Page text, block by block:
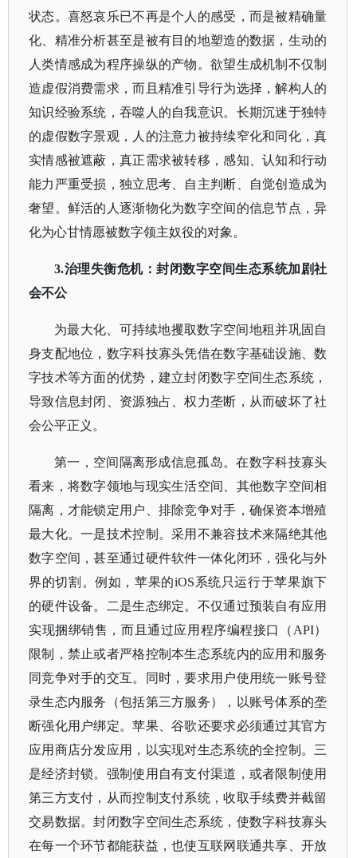
状态。喜怒哀乐已不再是个人的感受，而是被精确量
化、精准分析甚至是被有目的地塑造的数据，生动的
人类情感成为程序操纵的产物。欲望生成机制不仅制
造虚假消费需求，而且精准引导行为选择，解构人的
知识经验系统，吞噬人的自我意识。长期沉迷于独特
的虚假数字景观，人的注意力被持续窄化和同化，真
实情感被遮蔽，真正需求被转移，感知、认知和行动
能力严重受损，独立思考、自主判断、自觉创造成为
奢望。鲜活的人逐渐物化为数字空间的信息节点，异
化为心甘情愿被数字领主奴役的对象。
3.治理失衡危机：封闭数字空间生态系统加剧社
会不公
为最大化、可持续地攫取数字空间地租并巩固自
身支配地位，数字科技寡头凭借在数字基础设施、数
字技术等方面的优势，建立封闭数字空间生态系统，
导致信息封闭、资源独占、权力垄断，从而破坏了社
会公平正义。
第一，空间隔离形成信息孤岛。在数字科技寡头
看来，将数字领地与现实生活空间、其他数字空间相
隔离，才能锁定用户、排除竞争对手，确保资本增殖
最大化。一是技术控制。采用不兼容技术来隔绝其他
数字空间，甚至通过硬件软件一体化闭环，强化与外
界的切割。例如，苹果的iOS系统只运行于苹果旗下
的硬件设备。二是生态绑定。不仅通过预装自有应用
实现捆绑销售，而且通过应用程序编程接口（API）
限制，禁止或者严格控制本生态系统内的应用和服务
同竞争对手的交互。同时，要求用户使用统一账号登
录生态内服务（包括第三方服务），以账号体系的垄
断强化用户绑定。苹果、谷歌还要求必须通过其官方
应用商店分发应用，以实现对生态系统的全控制。三
是经济封锁。强制使用自有支付渠道，或者限制使用
第三方支付，从而控制支付系统，收取手续费并截留
交易数据。封闭数字空间生态系统，使数字科技寡头
在每一个环节都能获益，也使互联网联通共享、开放